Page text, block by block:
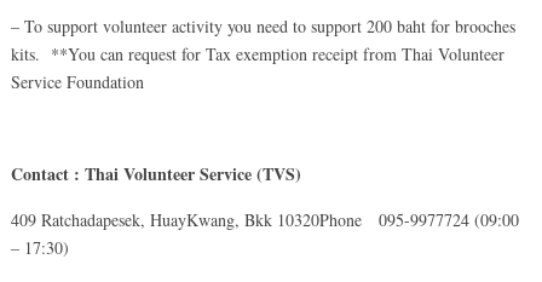
– To support volunteer activity you need to support 200 baht for brooches
kits. **You can request for Tax exemption receipt from Thai Volunteer
Service Foundation
Contact : Thai Volunteer Service (TVS)
409 Ratchadapesek, HuayKwang, Bkk 10320Phone 095-9977724 (09:00
– 17:30)